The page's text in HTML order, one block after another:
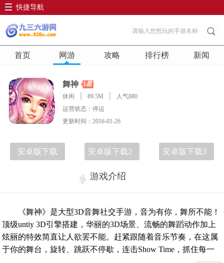
快捷导航
首页 网游 攻略 排行榜 新闻
舞神
1星
休闲
89.5M
人气880
运营状态：停运
更新时间：2016-01-26
安卓版下载 安卓版下载2 安卓版下载3
游戏介绍
《舞神》是大型3D音舞社交手游，音为有你，舞所不能！
顶级untiy 3D引擎搭建，华丽的3D场景、流畅的舞蹈动作加上
炫丽的特效简直让人欲罢不能。赶紧跟随着音乐节奏，在这属
于你的舞台，旋转、跳跃不停歇，连击Show Time，抓住每一